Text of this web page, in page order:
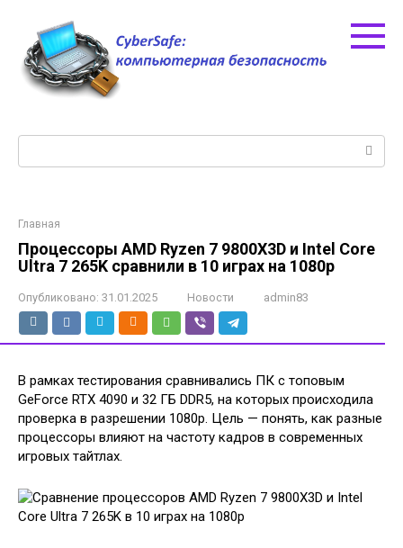
контенту
Главная
Процессоры AMD Ryzen 7 9800X3D и Intel Core
Ultra 7 265K сравнили в 10 играх на 1080p
Опубликовано: 31.01.2025 Новости admin83
В рамках тестирования сравнивались ПК с топовым
GeForce RTX 4090 и 32 ГБ DDR5, на которых происходила
проверка в разрешении 1080p. Цель — понять, как разные
процессоры влияют на частоту кадров в современных
игровых тайтлах.